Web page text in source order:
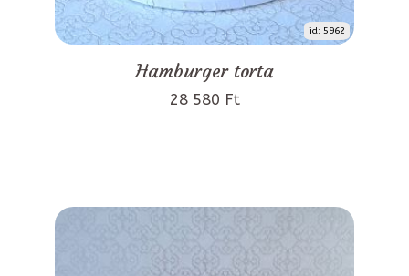
id: 5962
Hamburger torta
28 580 Ft